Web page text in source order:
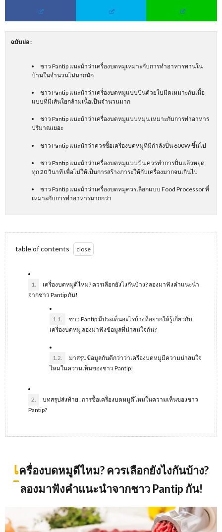
ฉบับย่อ:
ชาว Pantip แนะนำว่าเครื่องบดหมูเหมาะกับการทำอาหารทานใน
บ้านในจำนวนไม่มากนัก
ชาว Pantip แนะนำว่าเครื่องบดหมูแบบปั่นด้วยใบมีดเหมาะกับเนื้อ
แบบที่มีเส้นใยกล้ามเนื้อเป็นจำนวนมาก
ชาว Pantip แนะนำว่าเครื่องบดหมูแบบหมุน เหมาะกับการทำอาหาร
ปริมาณเยอะ
ชาว Pantip แนะนำว่าควรซื้อเครื่องบดหมูที่มีกำลังปั่น 600W ขึ้นไป
ชาว Pantip แนะนำว่าเครื่องบดหมูแบบปั่น ควรทำการปั่นแล้วหยุด
ทุก 20 วินาที เพื่อไม่ให้เป็นการสร้างภาระให้กับเครื่องมากจนเกินไป
ชาว Pantip แนะนำว่าเครื่องบดหมูควรเลือกแบบ Food Processor ที่
เหมาะกับการทำอาหารมากกว่า
table of contents
1.
เครื่องบดหมูดีไหม? ควรเลือกยังไงกันบ้าง? ลองมาฟังคำแนะนำ
จากชาว Pantip กัน!
1.1.
ชาว Pantip มีประเด็นอะไรบ้างที่อยากให้รู้เกี่ยวกับ
เครื่องบดหมู ลองมาฟังข้อมูลที่น่าสนใจกัน?
1.2.
มาสรุปข้อมูลกันดีกว่าว่าเครื่องบดหมูมีความน่าสนใจ
ไหมในความเห็นของชาว Pantip!
2.
บทสรุปส่งท้าย : การซื้อเครื่องบดหมูดีไหมในความเห็นของชาว
Pantip?
เครื่องบดหมูดีไหม? ควรเลือกยังไงกันบ้าง?
ลองมาฟังคำแนะนำจากชาว Pantip กัน!